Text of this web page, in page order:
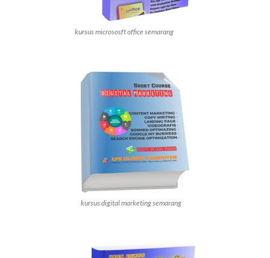
kursus micrososft office semarang
kursus digital marketing semarang